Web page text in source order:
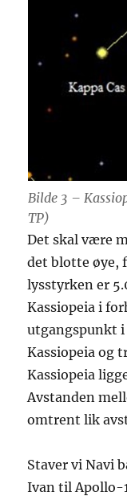
Bilde 3 –
TP)
Det skal være
det blotte øye,
lysstyrken er
Kassiopeia i
utgangspunkt
Kassiopeia og
Kassiopeia
Avstanden
omtrent lik
Staver vi Navi
Ivan til Apollo-